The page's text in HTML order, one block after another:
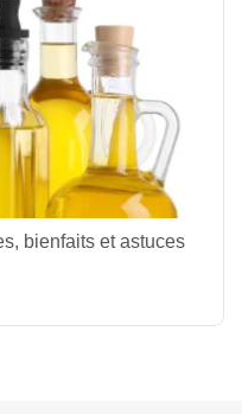
bienfaits et astuces